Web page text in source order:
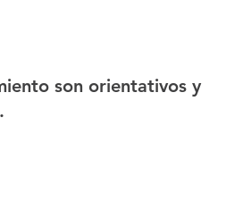
son orientativos y